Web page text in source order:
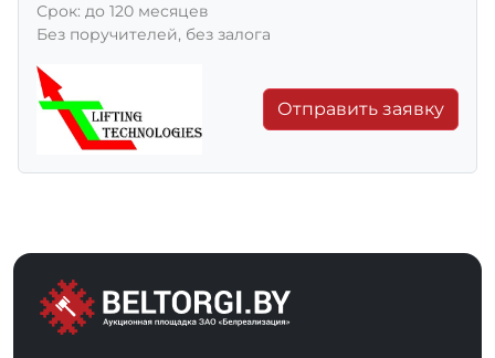
Срок: до 120 месяцев
Без поручителей, без залога
Отправить заявку